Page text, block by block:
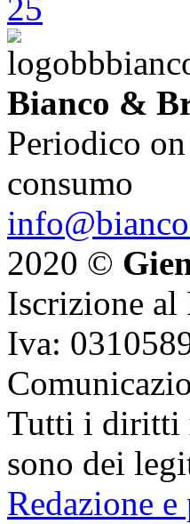
Bianco &
Periodico
consumo
2020 ©
Iscrizione al
Iva:
Tutti i diritti
sono dei
Redazione